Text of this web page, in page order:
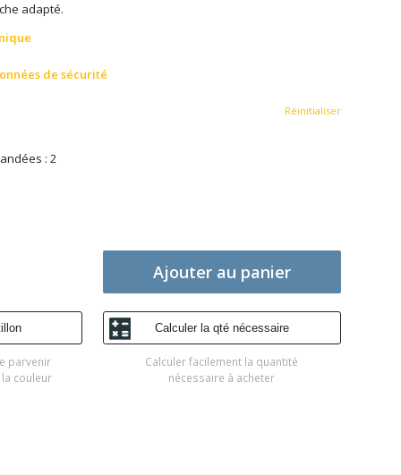
adapté.
de sécurité
Réinitialiser
: 2
Ajouter au panier
parvenir
couleur
Calculer la qté nécessaire
Calculer facilement la quantité
nécessaire à acheter